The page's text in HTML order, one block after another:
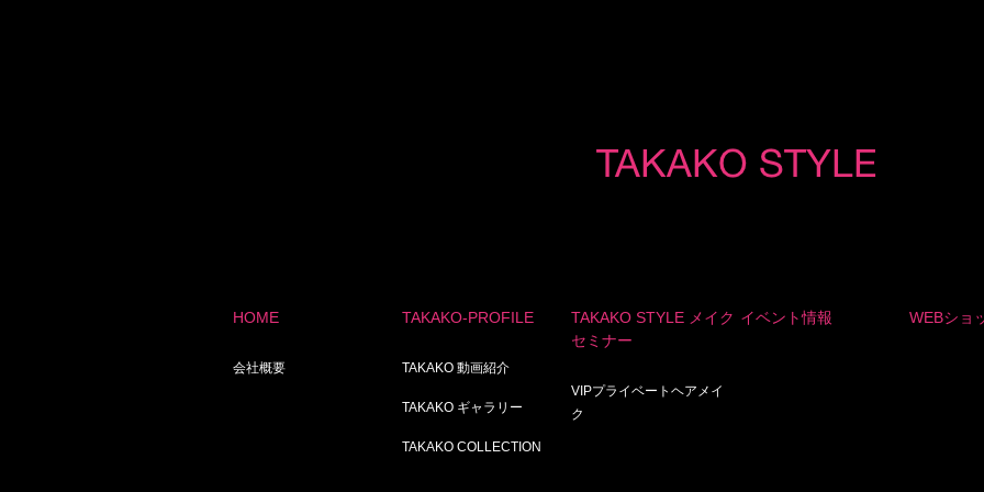
HOME
会社概要
TAKAKO-PROFILE
TAKAKO 動画紹介
TAKAKO ギャラリー
TAKAKO COLLECTION
TAKAKO STYLE メイク
セミナー
VIPプライベートヘアメイ
ク
イベント情報 WEBショ